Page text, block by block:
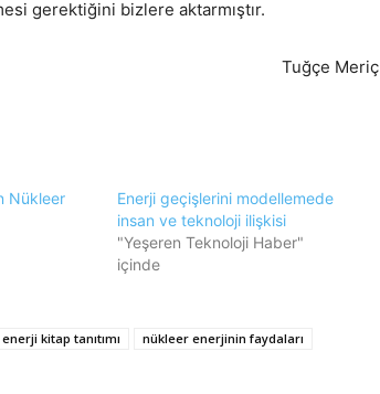
gerektiğini bizlere aktarmıştır.
Tuğçe Meriç
Nükleer
Enerji geçişlerini modellemede
insan ve teknoloji ilişkisi
"Yeşeren Teknoloji Haber"
içinde
kitap tanıtımı
nükleer enerjinin faydaları